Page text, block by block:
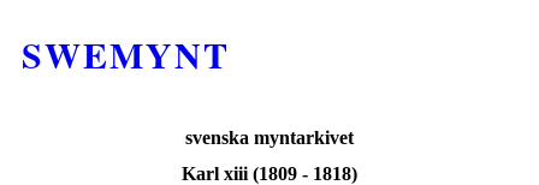
SWEMYNT
svenska myntarkivet
Karl xiii (1809 - 1818)